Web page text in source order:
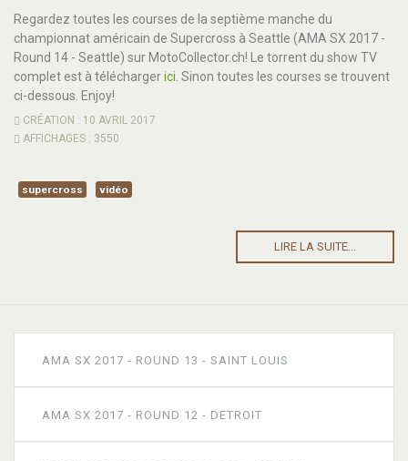
Regardez toutes les courses de la septième manche du
championnat américain de Supercross à Seattle (AMA SX 2017 -
Round 14 - Seattle) sur MotoCollector.ch! Le torrent du show TV
complet est à téléchargerici. Sinon toutes les courses se trouvent
ci-dessous. Enjoy!
CRÉATION : 10 AVRIL 2017
AFFICHAGES : 3550
supercross vidéo
LIRE LA SUITE...
AMA SX 2017 - ROUND 13 - SAINT LOUIS
AMA SX 2017 - ROUND 12 - DETROIT